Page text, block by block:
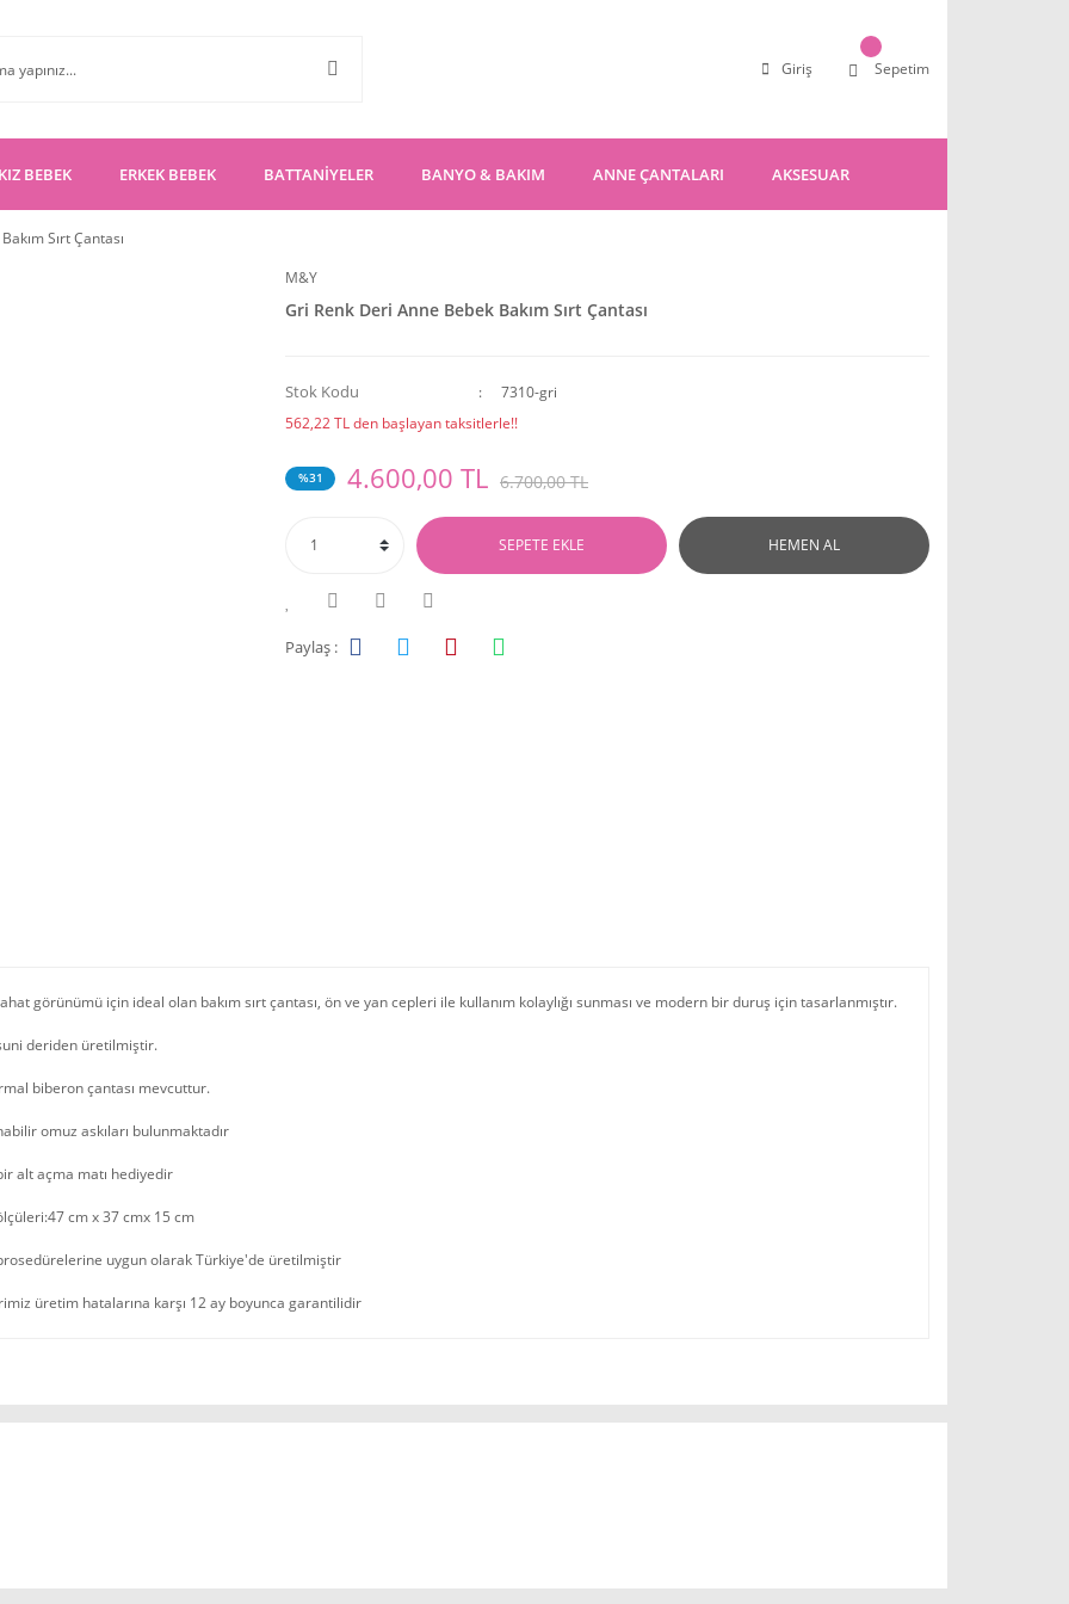
Giriş Sepetim
KIZ BEBEK ERKEK BEBEK BATTANİYELER BANYO & BAKIM ANNE ÇANTALARI AKSESUAR
Sırt Çantası
M&Y
Gri Renk Deri Anne Bebek Bakım Sırt Çantası
Stok Kodu
7310-gri
562,22 TL den başlayan taksitlerle!!
%31 4.600,00 TL 6.700,00 TL
SEPETE EKLE HEMEN AL
Paylaş :
görünümü için ideal olan bakım sırt çantası, ön ve yan cepleri ile kullanım kolaylığı sunması ve modern bir duruş için tasarlanmıştır.
suni deriden üretilmiştir.
biberon çantası mevcuttur.
omuz askıları bulunmaktadır
alt açma matı hediyedir
cm x 37 cmx 15 cm
uygun olarak Türkiye'de üretilmiştir
üretim hatalarına karşı 12 ay boyunca garantilidir